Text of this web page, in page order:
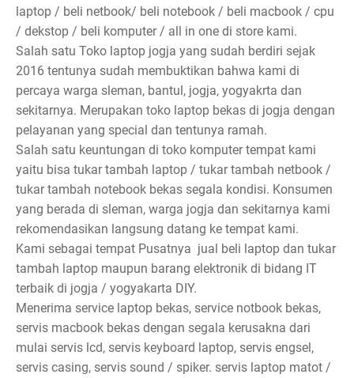
laptop / beli netbook/ beli notebook / beli macbook / cpu
/ dekstop / beli komputer / all in one di store kami.
Salah satu Toko laptop jogja yang sudah berdiri sejak
2016 tentunya sudah membuktikan bahwa kami di
percaya warga sleman, bantul, jogja, yogyakrta dan
sekitarnya. Merupakan toko laptop bekas di jogja dengan
pelayanan yang special dan tentunya ramah.
Salah satu keuntungan di toko komputer tempat kami
yaitu bisa tukar tambah laptop / tukar tambah netbook /
tukar tambah notebook bekas segala kondisi. Konsumen
yang berada di sleman, warga jogja dan sekitarnya kami
rekomendasikan langsung datang ke tempat kami.
Kami sebagai tempat Pusatnya jual beli laptop dan tukar
tambah laptop maupun barang elektronik di bidang IT
terbaik di jogja / yogyakarta DIY.
Menerima service laptop bekas, service notbook bekas,
servis macbook bekas dengan segala kerusakna dari
mulai servis lcd, servis keyboard laptop, servis engsel,
servis casing, servis sound / spiker. servis laptop matot /